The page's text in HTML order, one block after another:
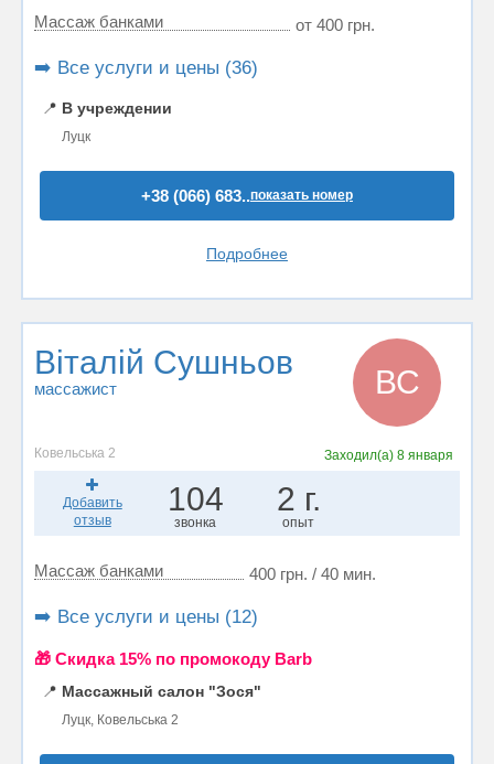
Массаж банками от 400 грн.
➡️ Все услуги и цены (36)
📍 В учреждении
Луцк
+38 (066) 683..показать номер
Подробнее
Віталій Сушньов
массажист ВС
Ковельська 2 Заходил(а)8 января
Добавить
отзыв
104
звонка
2 г.
опыт
Массаж банками 400 грн. / 40 мин.
➡️ Все услуги и цены (12)
🎁 Cкидка 15% по промокоду Barb
📍 Массажный салон "Зося"
Луцк, Ковельська 2